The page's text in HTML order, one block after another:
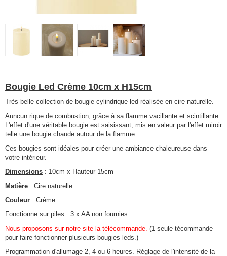
Bougie Led Crème 10cm x H15cm
Très belle collection de bougie cylindrique led réalisée en cire naturelle.
Auncun rique de combustion, grâce à sa flamme vacillante et scintillante.
L'effet d'une véritable bougie est saisissant, mis en valeur par l'effet miroir
telle une bougie chaude autour de la flamme.
Ces bougies sont idéales pour créer une ambiance chaleureuse dans
votre intérieur.
Dimensions : 10cm x Hauteur 15cm
Matière : Cire naturelle
Couleur : Crème
Fonctionne sur piles : 3 x AA non fournies
Nous proposons sur notre site la télécommande. (1 seule técommande
pour faire fonctionner plusieurs bougies leds.)
Programmation d'allumage 2, 4 ou 6 heures. Réglage de l'intensité de la